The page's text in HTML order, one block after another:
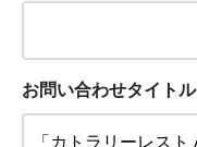
お問い合わせタイトル